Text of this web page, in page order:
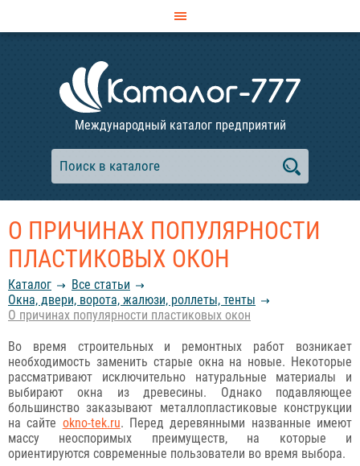
Международный каталог предприятий
О ПРИЧИНАХ ПОПУЛЯРНОСТИ
ПЛАСТИКОВЫХ ОКОН
Каталог
Все статьи
Окна, двери, ворота, жалюзи, роллеты, тенты
О причинах популярности пластиковых окон
Во время строительных и ремонтных работ возникает
необходимость заменить старые окна на новые. Некоторые
рассматривают исключительно натуральные материалы и
выбирают окна из древесины. Однако подавляющее
большинство заказывают металлопластиковые конструкции
на сайте okno-tek.ru. Перед деревянными названные имеют
массу неоспоримых преимуществ, на которые и
ориентируются современные пользователи во время выбора.